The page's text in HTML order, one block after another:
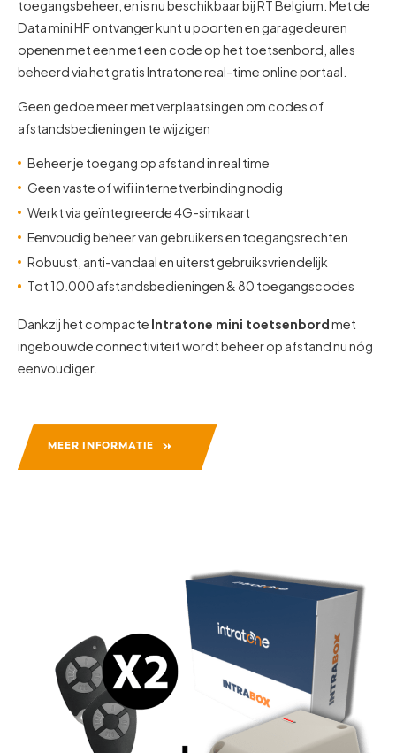
toegangsbeheer, en is nu beschikbaar bij RT Belgium. Met de
Data mini HF ontvanger kunt u poorten en garagedeuren
openen met een met een code op het toetsenbord, alles
beheerd via het gratis Intratone real-time online portaal.
Geen gedoe meer met verplaatsingen om codes of
afstandsbedieningen te wijzigen
Beheer je toegang op afstand in real time
Geen vaste of wifi internetverbinding nodig
Werkt via geïntegreerde 4G-simkaart
Eenvoudig beheer van gebruikers en toegangsrechten
Robuust, anti-vandaal en uiterst gebruiksvriendelijk
Tot 10.000 afstandsbedieningen & 80 toegangscodes
Dankzij het compacte Intratone mini toetsenbordmet
ingebouwde connectiviteit wordt beheer op afstand nu nóg
eenvoudiger.
MEER INFORMATIE